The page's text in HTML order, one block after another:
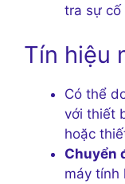
tra sự cố
Tín hiệu
Có thể
với thiết
hoặc
Chuyển
máy tính